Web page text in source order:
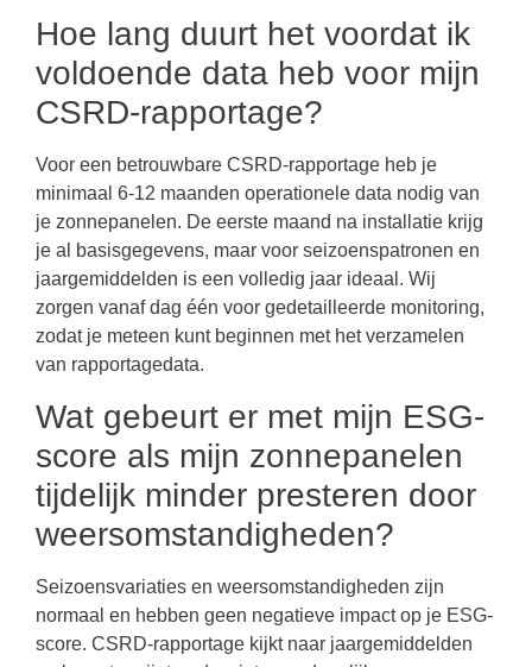
Hoe lang duurt het voordat ik
voldoende data heb voor mijn
CSRD-rapportage?
Voor een betrouwbare CSRD-rapportage heb je
minimaal 6-12 maanden operationele data nodig van
je zonnepanelen. De eerste maand na installatie krijg
je al basisgegevens, maar voor seizoenspatronen en
jaargemiddelden is een volledig jaar ideaal. Wij
zorgen vanaf dag één voor gedetailleerde monitoring,
zodat je meteen kunt beginnen met het verzamelen
van rapportagedata.
Wat gebeurt er met mijn ESG-
score als mijn zonnepanelen
tijdelijk minder presteren door
weersomstandigheden?
Seizoensvariaties en weersomstandigheden zijn
normaal en hebben geen negatieve impact op je ESG-
score. CSRD-rapportage kijkt naar jaargemiddelden